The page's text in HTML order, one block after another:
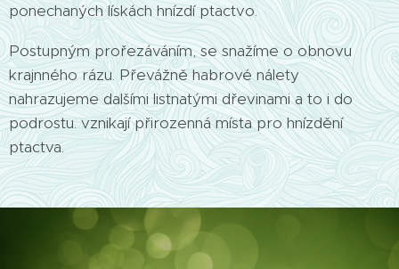
ponechaných lískách hnízdí ptactvo.
Postupným prořezáváním, se snažíme o obnovu
krajnného rázu. Převážně habrové nálety
nahrazujeme dalšími listnatými dřevinami a to i do
podrostu. vznikají přirozenná místa pro hnízdění
ptactva.